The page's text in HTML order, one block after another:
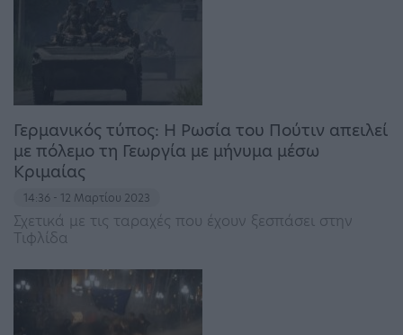
Γερμανικός τύπος: Η Ρωσία του Πούτιν απειλεί
με πόλεμο τη Γεωργία με μήνυμα μέσω
Κριμαίας
14:36 - 12 Μαρτίου 2023
Σχετικά με τις ταραχές που έχουν ξεσπάσει στην
Τιφλίδα